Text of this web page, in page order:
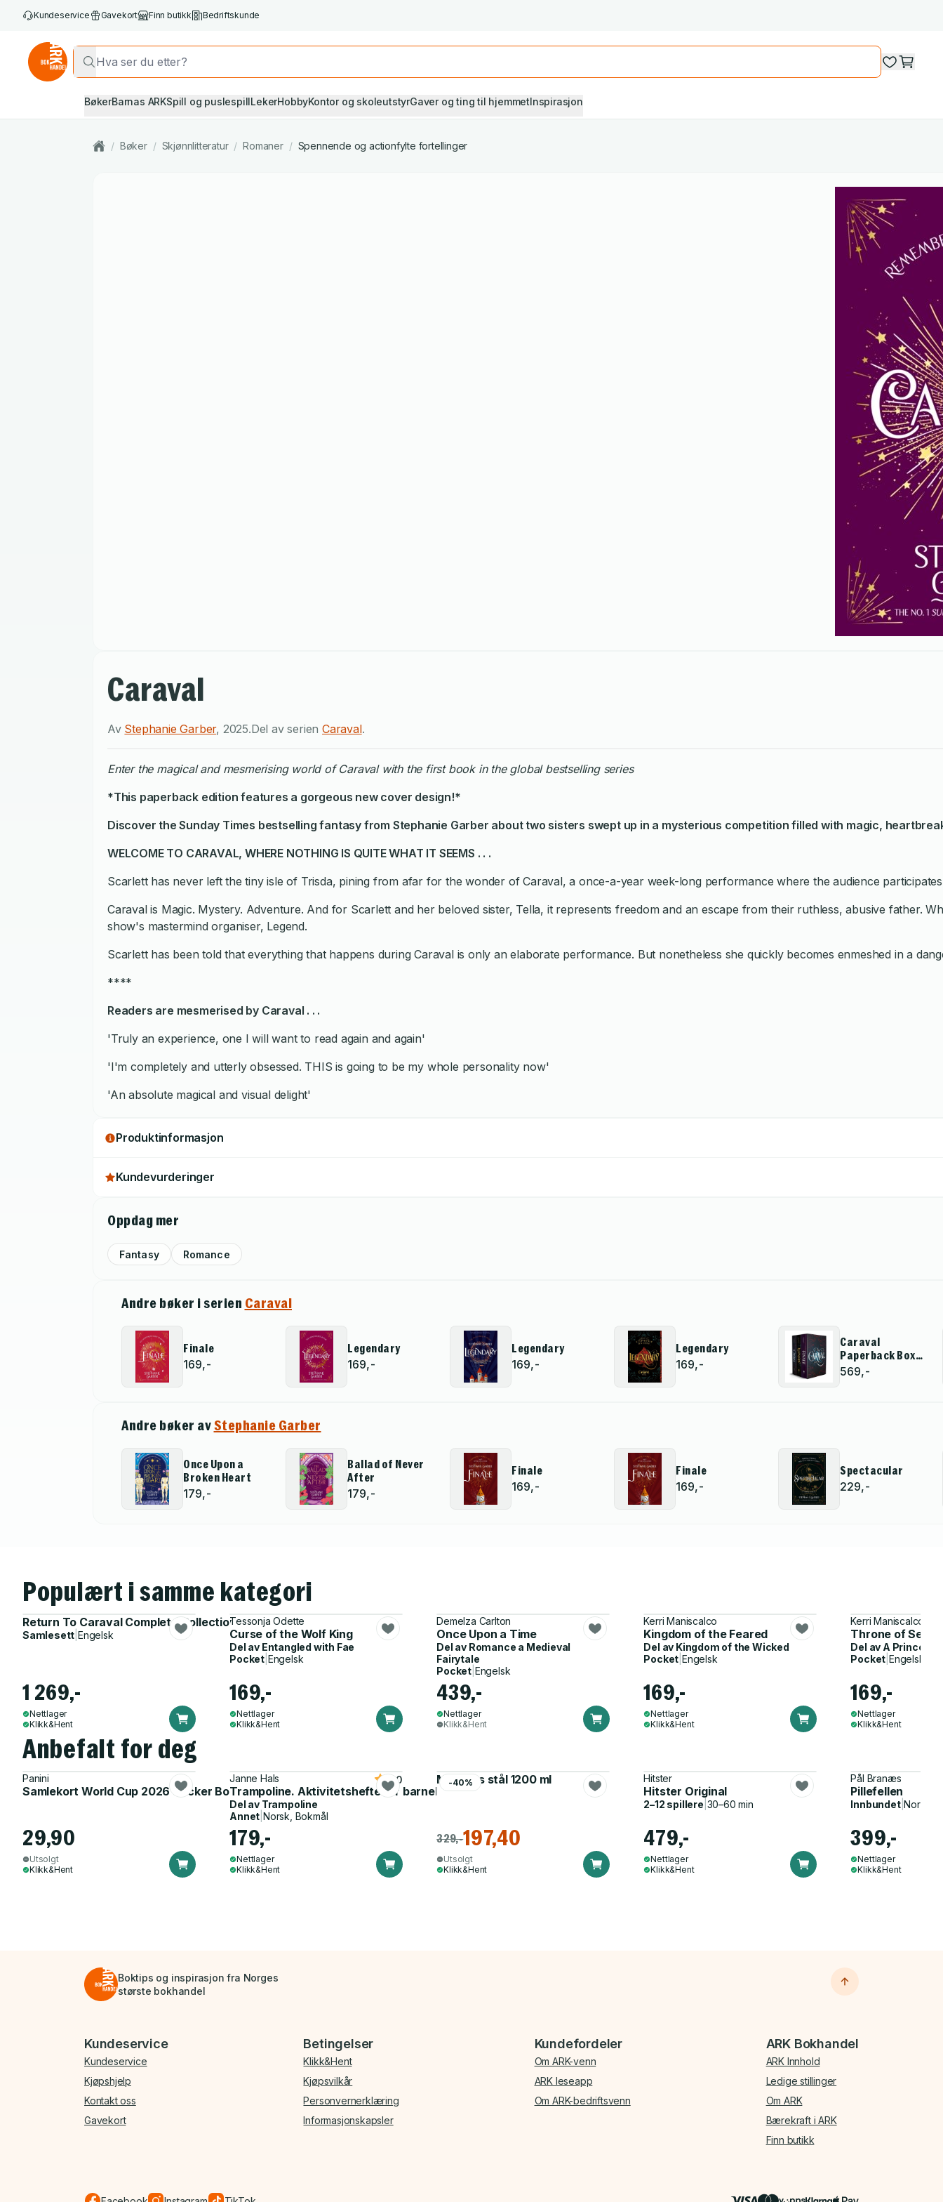
Kundeservice Gavekort Finn butikk Bedriftskunde
BøkerBarnas ARKSpill og puslespillLekerHobbyKontor og skoleutstyrGaver og ting til hjemmetInspirasjon
/ Bøker / Skjønnlitteratur / Romaner / Spennende og actionfylte fortellinger
Caraval
Av Stephanie Garber, 2025.Del av serienCaraval.
Enter the magical and mesmerising world of Caraval with the first book in the global bestselling series
*This paperback edition features a gorgeous new cover design!*
Discover theSunday Times bestselling fantasy from Stephanie Garber about two sisters swept up in a mysterious competition filled with magic,
WELCOME TO CARAVAL, WHERE NOTHING IS QUITE WHAT IT SEEMS . . .
Scarlett has never left the tiny isle of Trisda, pining from afar for the wonder of Caraval, a once-a-year week-long performance where the audience
Caraval is Magic. Mystery. Adventure. And for Scarlett and her beloved sister, Tella, it represents freedom and an escape from their ruthless, abusive
show's mastermind organiser, Legend.
Scarlett has been told that everything that happens during Caraval is only an elaborate performance. But nonetheless she quickly becomes enmeshed in a
****
Readers are mesmerised by Caraval . . .
'Truly an experience, one I will want to read again and again'
'I'm completely and utterly obsessed. THIS is going to be my whole personality now'
'An absolute magical and visual delight'
Produktinformasjon
Kundevurderinger
Oppdag mer
Fantasy Romance
Andre bøker i serien Caraval
Finale
169,-
Legendary
169,-
Legendary
169,-
Legendary
169,-
Caraval
Paperback Boxed
Set
569,-
Andre bøker avStephanie Garber
Once Upon a
Broken Heart
179,-
Ballad of Never
After
179,-
Finale
169,-
Finale
169,-
Spectacular
229,-
Populært i samme kategori
Return To Caraval Complete Collection Box Set
Samlesett |Engelsk
1 269,-
Nettlager
Klikk&Hent
Tessonja Odette
Curse of the Wolf King
Del av Entangled with Fae
Pocket| Engelsk
169,-
Nettlager
Klikk&Hent
Demelza Carlton
Once Upon a Time
Del av Romance a Medieval
Fairytale
Pocket Engelsk
439,-
Nettlager
Klikk&Hent
Kerri Maniscalco
Kingdom of the Feared
Del av Kingdom of the Wicked
Pocket Engelsk
169,-
Nettlager
Klikk&Hent
Kerri Maniscalco
Throne of
Del av A Prince of
Pocket |Engelsk
169,-
Nettlager
Klikk&Hent
Anbefalt for deg
Panini
Samlekort World Cup 2026 Sticker Booster
29,90
Utsolgt
Klikk&Hent
Janne Hals
Trampoline. Aktivitetshefte for barnehagen
5.0
Del av Trampoline
Annet Norsk, Bokmål
179,-
Nettlager
Klikk&Hent
-40%
Matboks stål 1200 ml
329,-197,40
Utsolgt
Klikk&Hent
Hitster
Hitster Original
2–12 spillere 30–60 min
479,-
Nettlager
Klikk&Hent
Pål Branæs
Pillefellen
Innbundet|Norsk,
399,-
Nettlager
Klikk&Hent
Boktips og inspirasjon fra Norges
største bokhandel
Bunnmeny
Kundeservice
Kundeservice
Kjøpshjelp
Kontakt oss
Gavekort
Betingelser
Klikk&Hent
Kjøpsvilkår
Personvernerklæring
Informasjonskapsler
Kundefordeler
Om ARK-venn
ARK leseapp
Om ARK-bedriftsvenn
ARK Bokhandel
ARK Innhold
Ledige stillinger
Om ARK
Bærekraft i ARK
Finn butikk